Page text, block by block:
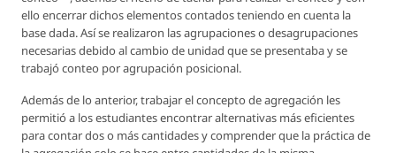
ello encerrar dichos elementos contados teniendo en cuenta la
base dada. Así se realizaron las agrupaciones o desagrupaciones
necesarias debido al cambio de unidad que se presentaba y se
trabajó conteo por agrupación posicional.
Además de lo anterior, trabajar el concepto de agregación les
permitió a los estudiantes encontrar alternativas más eficientes
para contar dos o más cantidades y comprender que la práctica de